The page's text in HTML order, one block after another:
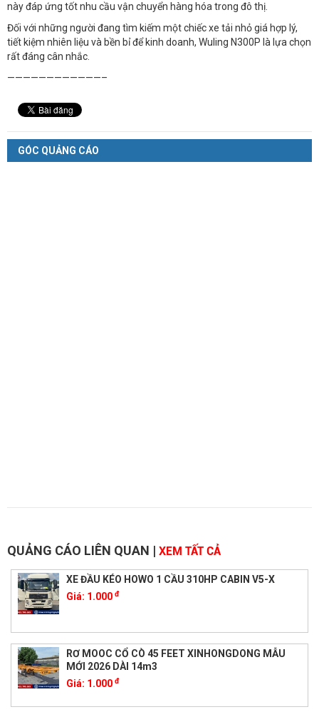
này đáp ứng tốt nhu cầu vận chuyển hàng hóa trong đô thị.
Đối với những người đang tìm kiếm một chiếc xe tải nhỏ giá hợp lý,
tiết kiệm nhiên liệu và bền bỉ để kinh doanh, Wuling N300P là lựa chọn
rất đáng cân nhắc.
————————————–
GÓC QUẢNG CÁO
QUẢNG CÁO LIÊN QUAN | XEM TẤT CẢ
XE ĐẦU KÉO HOWO 1 CẦU 310HP CABIN V5-X
Giá: 1.000 đ
RƠ MOOC CỔ CÒ 45 FEET XINHONGDONG MẪU
MỚI 2026 DÀI 14m3
Giá: 1.000 đ